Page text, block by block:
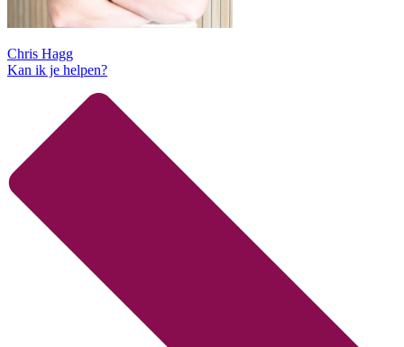
Chris Hagg
Kan ik je helpen?